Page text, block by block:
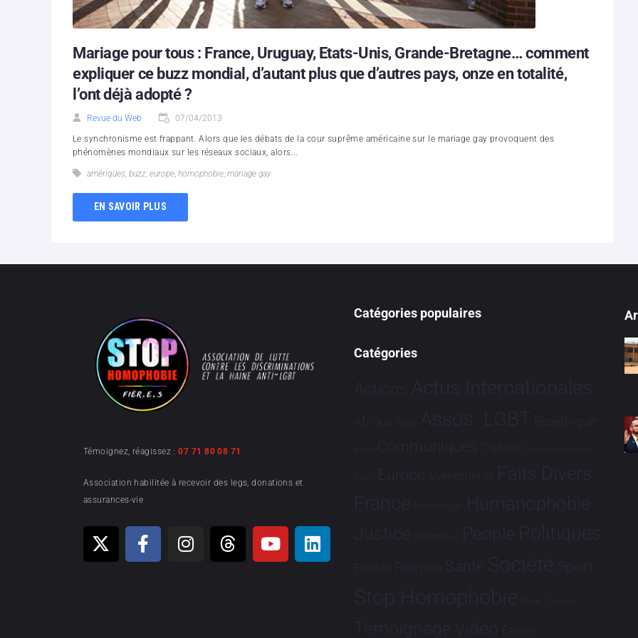
Mariage pour tous : France, Uruguay, Etats-Unis, Grande-Bretagne… comment
expliquer ce buzz mondial, d’autant plus que d’autres pays, onze en totalité,
l’ont déjà adopté ?
Revue du Web 07/04/2013
Le synchronisme est frappant. Alors que les débats de la cour suprême américaine sur le mariage gay provoquent des
phénomènes mondiaux sur les réseaux sociaux, alors...
amériques, buzz, europe, homophobie, mariage gay
EN SAVOIR PLUS
Témoignez, réagissez :07 71 80 08 71
Association habilitée à recevoir des legs, donations et
assurances-vie
Catégories populaires
Catégories
Actions Actus Internationales
Afrique Asie Assos. LGBT Bioéthique
Brève Communiqués Culture Dialogues France-
Brésil Europe Evénements Faits Divers
France Hommage Humanophobie
Justice Partenariat People Politiques
Projets Religion Santé Société Sport
Stop Homophobie Tech Tribune
Témoignage Vidéo Études